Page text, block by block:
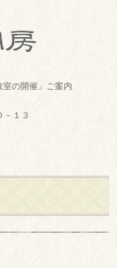
の開催」ご案内
－１３